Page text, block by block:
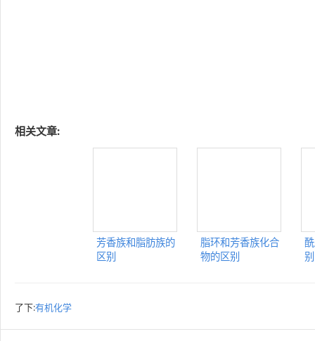
相关文章:
芳香族和脂肪族的
区别
脂环和芳香族化合
物的区别
别
了下:有机化学